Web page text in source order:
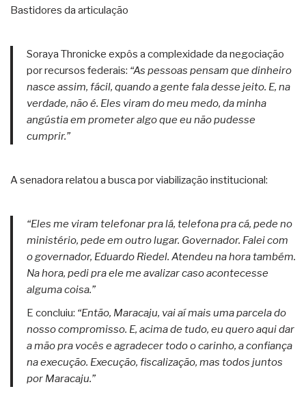
Bastidores da articulação
Soraya Thronicke expôs a complexidade da negociação
por recursos federais: “As pessoas pensam que dinheiro
nasce assim, fácil, quando a gente fala desse jeito. E, na
verdade, não é. Eles viram do meu medo, da minha
angústia em prometer algo que eu não pudesse
cumprir.”
A senadora relatou a busca por viabilização institucional:
“Eles me viram telefonar pra lá, telefona pra cá, pede no
ministério, pede em outro lugar. Governador. Falei com
o governador, Eduardo Riedel. Atendeu na hora também.
Na hora, pedi pra ele me avalizar caso acontecesse
alguma coisa.”
E concluiu: “Então, Maracaju, vai aí mais uma parcela do
nosso compromisso. E, acima de tudo, eu quero aqui dar
a mão pra vocês e agradecer todo o carinho, a confiança
na execução. Execução, fiscalização, mas todos juntos
por Maracaju.”